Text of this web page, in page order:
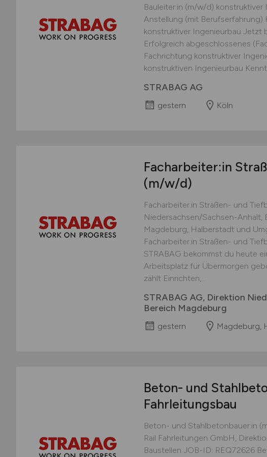
Bauleiter:in (m/w/d) konstruktiver
Anstellung (mit Berufserfahrung)
konstruktiver Ingenieurbau Jetzt
Erfolgreich abgeschlossenes
Fachrichtung konstruktiver
konstruktiven Ingenieurbau
STRABAG AG
gestern Köln
Facharbeiter:in
(m/w/d)
Facharbeiter:in Straßen- und
Niedersachsen/Sachsen-Anhalt,
Magdeburg, Halberstadt und
Facharbeiter:in Straßen- und
STRABAG bekommst du heute
Arbeitsplatz für Übermorgen
zählt Einrichten,...
STRABAG AG, Direktion
Bereich Magdeburg
gestern Magdeburg,
Beton- und
Fahrleitungsbau
Beton- und Stahlbetonbauer:in
Rail Fahrleitungen GmbH,
Baustellen JOB-ID: REQ72626